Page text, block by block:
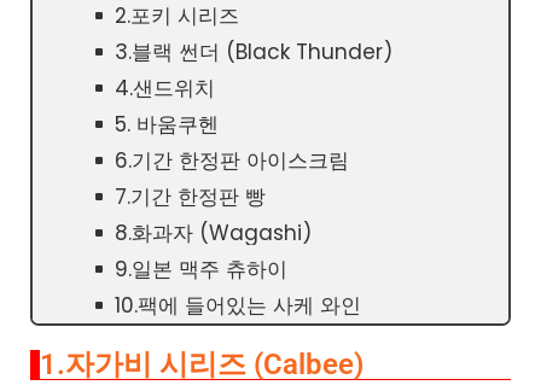
2.포키 시리즈
3.블랙 썬더 (Black Thunder)
4.샌드위치
5. 바움쿠헨
6.기간 한정판 아이스크림
7.기간 한정판 빵
8.화과자 (Wagashi)
9.일본 맥주 츄하이
10.팩에 들어있는 사케 와인
1.자가비 시리즈 (Calbee)